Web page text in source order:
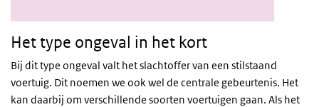
Het type ongeval in het kort
Bij dit type ongeval valt het slachtoffer van een stilstaand
voertuig. Dit noemen we ook wel de centrale gebeurtenis. Het
kan daarbij om verschillende soorten voertuigen gaan. Als het